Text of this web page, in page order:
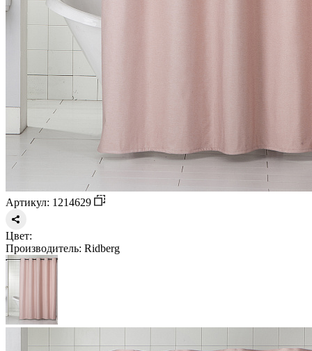
Артикул: 1214629
Цвет:
Производитель: Ridberg